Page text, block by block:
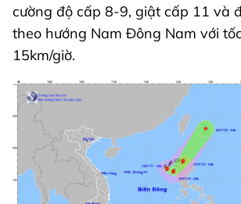
cường độ cấp 8-9, giật cấp 11 và
theo hướng Nam Đông Nam với
15km/giờ.